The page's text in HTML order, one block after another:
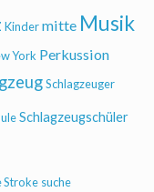
Kinder mitte Musik
York Perkussion
Schlagzeuger
Schlagzeugschüler
Stroke suche